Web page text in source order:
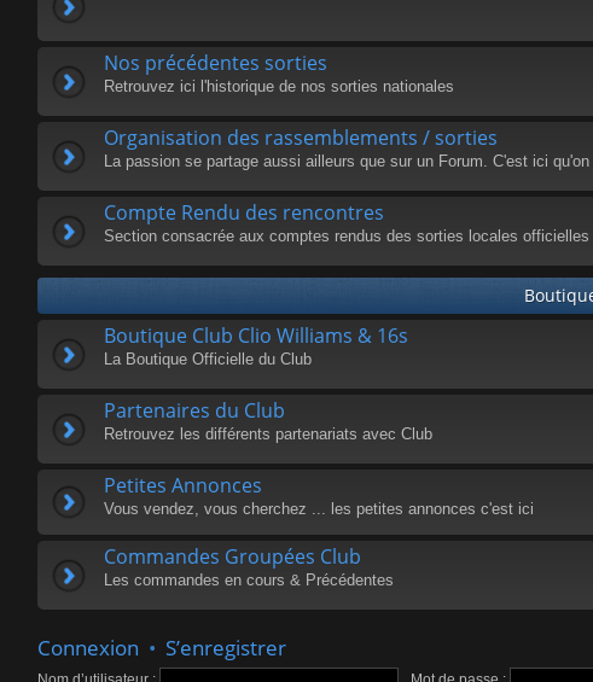
Nos précédentes sorties
Retrouvez ici l'historique de nos sorties nationales
Organisation des rassemblements / sorties
La passion se partage aussi ailleurs que sur un Forum. C'est ici
Compte Rendu des rencontres
Section consacrée aux comptes rendus des sorties locales officielles
Boutique Club Clio Williams & 16s
La Boutique Officielle du Club
Partenaires du Club
Retrouvez les différents partenariats avec Club
Petites Annonces
Vous vendez, vous cherchez ... les petites annonces c'est ici
Commandes Groupées Club
Les commandes en cours & Précédentes
Connexion • S’enregistrer